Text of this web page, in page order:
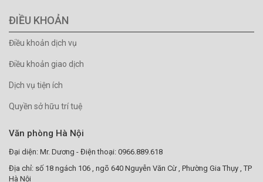
ĐIỀU KHOẢN
Điều khoản dịch vụ
Điều khoản giao dịch
Dịch vụ tiện ích
Quyền sở hữu trí tuệ
Văn phòng Hà Nội
Đại diện: Mr. Dương - Điện thoại: 0966.889.618
Địa chỉ: số 18 ngách 106 , ngõ 640 Nguyễn Văn Cừ , Phường Gia Thụy , TP
Hà Nội